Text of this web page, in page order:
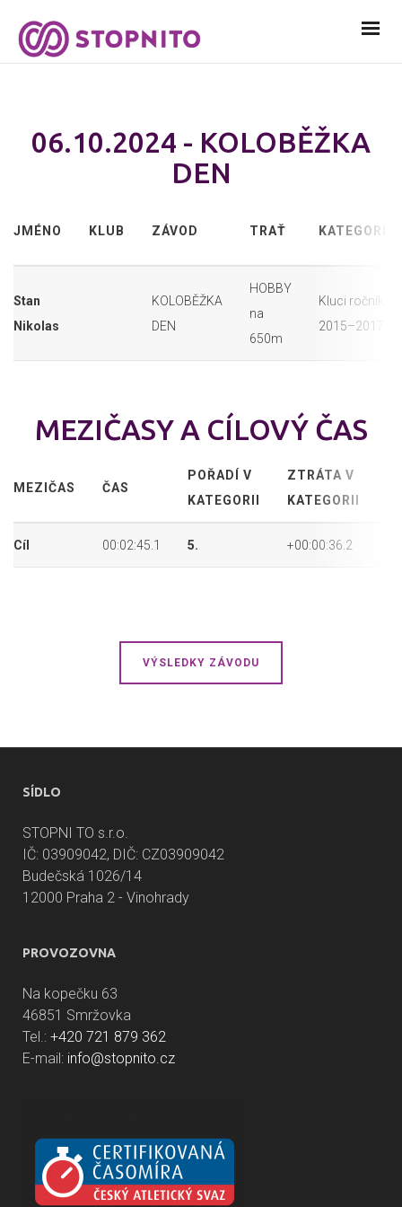
06.10.2024 - KOLOBĚŽKA
DEN
JMÉNO KLUB ZÁVOD TRAŤ KATEGORIE
Stan
Nikolas
KOLOBĚŽKA
DEN
HOBBY
na
650m
Kluci ročník
2015–2017
MEZIČASY A CÍLOVÝ ČAS
MEZIČAS ČAS
POŘADÍ V
KATEGORII
ZTRÁTA V
KATEGORII
Cíl 00:02:45.1 5. +00:00:36.2
VÝSLEDKY ZÁVODU
SÍDLO
STOPNI TO s.r.o.
IČ: 03909042, DIČ: CZ03909042
Budečská 1026/14
12000 Praha 2 - Vinohrady
PROVOZOVNA
Na kopečku 63
46851 Smržovka
Tel.: +420 721 879 362
E-mail: info@stopnito.cz